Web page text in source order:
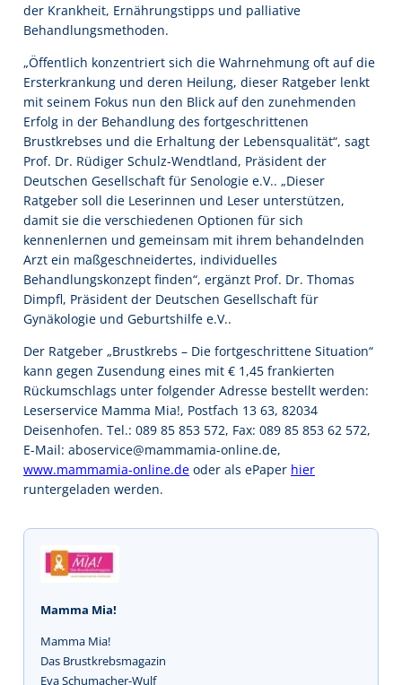
der Krankheit, Ernährungstipps und palliative
Behandlungsmethoden.
„Öffentlich konzentriert sich die Wahrnehmung oft auf die
Ersterkrankung und deren Heilung, dieser Ratgeber lenkt
mit seinem Fokus nun den Blick auf den zunehmenden
Erfolg in der Behandlung des fortgeschrittenen
Brustkrebses und die Erhaltung der Lebensqualität“, sagt
Prof. Dr. Rüdiger Schulz-Wendtland, Präsident der
Deutschen Gesellschaft für Senologie e.V.. „Dieser
Ratgeber soll die Leserinnen und Leser unterstützen,
damit sie die verschiedenen Optionen für sich
kennenlernen und gemeinsam mit ihrem behandelnden
Arzt ein maßgeschneidertes, individuelles
Behandlungskonzept finden“, ergänzt Prof. Dr. Thomas
Dimpfl, Präsident der Deutschen Gesellschaft für
Gynäkologie und Geburtshilfe e.V..
Der Ratgeber „Brustkrebs – Die fortgeschrittene Situation“
kann gegen Zusendung eines mit € 1,45 frankierten
Rückumschlags unter folgender Adresse bestellt werden:
Leserservice Mamma Mia!, Postfach 13 63, 82034
Deisenhofen. Tel.: 089 85 853 572, Fax: 089 85 853 62 572,
E-Mail: aboservice@mammamia-online.de,
www.mammamia-online.de oder als ePaper hier
runtergeladen werden.
Mamma Mia!
Mamma Mia!
Das Brustkrebsmagazin
Eva Schumacher-Wulf